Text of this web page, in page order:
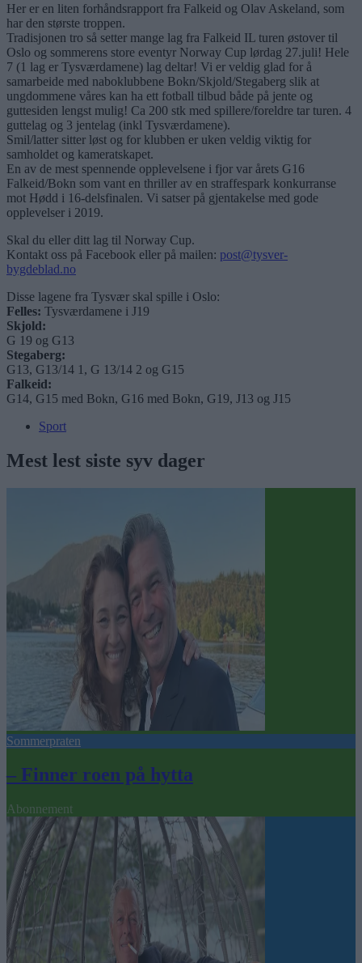
Her er en liten forhåndsrapport fra Falkeid og Olav Askeland, som
har den største troppen.
Tradisjonen tro så setter mange lag fra Falkeid IL turen østover til
Oslo og sommerens store eventyr Norway Cup lørdag 27.juli! Hele
7 (1 lag er Tysværdamene) lag deltar! Vi er veldig glad for å
samarbeide med naboklubbene Bokn/Skjold/Stegaberg slik at
ungdommene våres kan ha ett fotball tilbud både på jente og
guttesiden lengst mulig! Ca 200 stk med spillere/foreldre tar turen. 4
guttelag og 3 jentelag (inkl Tysværdamene).
Smil/latter sitter løst og for klubben er uken veldig viktig for
samholdet og kameratskapet.
En av de mest spennende opplevelsene i fjor var årets G16
Falkeid/Bokn som vant en thriller av en straffespark konkurranse
mot Hødd i 16-delsfinalen. Vi satser på gjentakelse med gode
opplevelser i 2019.
Skal du eller ditt lag til Norway Cup.
Kontakt oss på Facebook eller på mailen: post@tysver-
bygdeblad.no
Disse lagene fra Tysvær skal spille i Oslo:
Felles: Tysværdamene i J19
Skjold:
G 19 og G13
Stegaberg:
G13, G13/14 1, G 13/14 2 og G15
Falkeid:
G14, G15 med Bokn, G16 med Bokn, G19, J13 og J15
Sport
Mest lest siste syv dager
Sommerpraten
– Finner roen på hytta
Abonnement